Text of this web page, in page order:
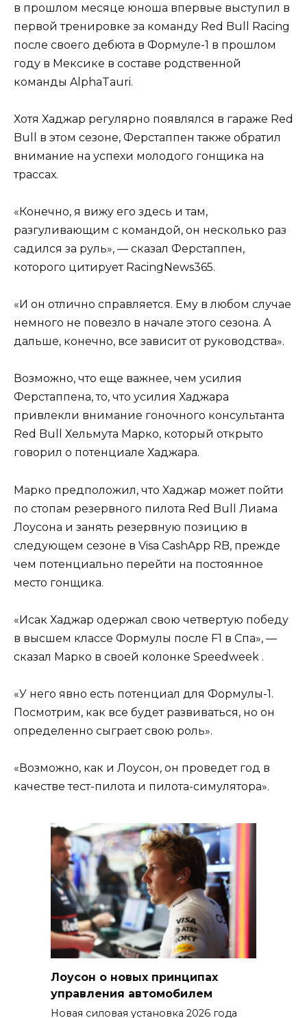
в прошлом месяце юноша впервые выступил в
первой тренировке за команду Red Bull Racing
после своего дебюта в Формуле-1 в прошлом
году в Мексике в составе родственной
команды AlphaTauri.
Хотя Хаджар регулярно появлялся в гараже Red
Bull в этом сезоне, Ферстаппен также обратил
внимание на успехи молодого гонщика на
трассах.
«Конечно, я вижу его здесь и там,
разгуливающим с командой, он несколько раз
садился за руль», — сказал Ферстаппен,
которого цитирует RacingNews365.
«И он отлично справляется. Ему в любом случае
немного не повезло в начале этого сезона. А
дальше, конечно, все зависит от руководства».
Возможно, что еще важнее, чем усилия
Ферстаппена, то, что усилия Хаджара
привлекли внимание гоночного консультанта
Red Bull Хельмута Марко, который открыто
говорил о потенциале Хаджара.
Марко предположил, что Хаджар может пойти
по стопам резервного пилота Red Bull Лиама
Лоусона и занять резервную позицию в
следующем сезоне в Visa CashApp RB, прежде
чем потенциально перейти на постоянное
место гонщика.
«Исак Хаджар одержал свою четвертую победу
в высшем классе Формулы после F1 в Спа», —
сказал Марко в своей колонке Speedweek .
«У него явно есть потенциал для Формулы-1.
Посмотрим, как все будет развиваться, но он
определенно сыграет свою роль».
«Возможно, как и Лоусон, он проведет год в
качестве тест-пилота и пилота-симулятора».
Лоусон о новых принципах
управления автомобилем
Новая силовая установка 2026 года